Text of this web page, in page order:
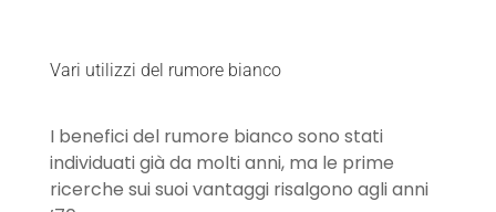
Vari utilizzi del rumore bianco
I benefici del rumore bianco sono stati
individuati già da molti anni, ma le prime
ricerche sui suoi vantaggi risalgono agli anni